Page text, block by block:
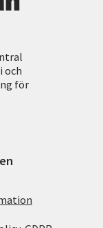
och
för